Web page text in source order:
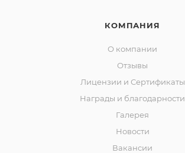
КОМПАНИЯ
О компании
Отзывы
Лицензии и Сертификаты
Награды и благодарности
Галерея
Новости
Вакансии